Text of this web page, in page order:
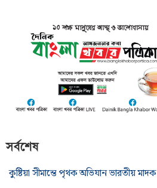
সর্বশেষ
কুষ্টিয়া সীমান্তে পৃথক অভিযান ভারতীয়